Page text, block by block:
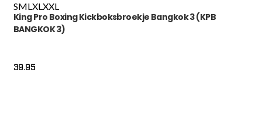
SMLXLXXL
King Pro Boxing Kickboksbroekje Bangkok 3 (KPB
BANGKOK 3)
39.95